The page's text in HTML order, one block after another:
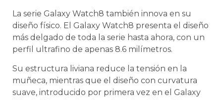
La serie Galaxy Watch8 también innova en su
diseño físico. El Galaxy Watch8 presenta el diseño
más delgado de toda la serie hasta ahora, con un
perfil ultrafino de apenas 8.6 milímetros.
Su estructura liviana reduce la tensión en la
muñeca, mientras que el diseño con curvatura
suave, introducido por primera vez en el Galaxy